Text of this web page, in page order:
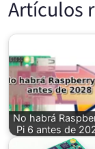
Artículos
No habrá
Pi 6 antes de